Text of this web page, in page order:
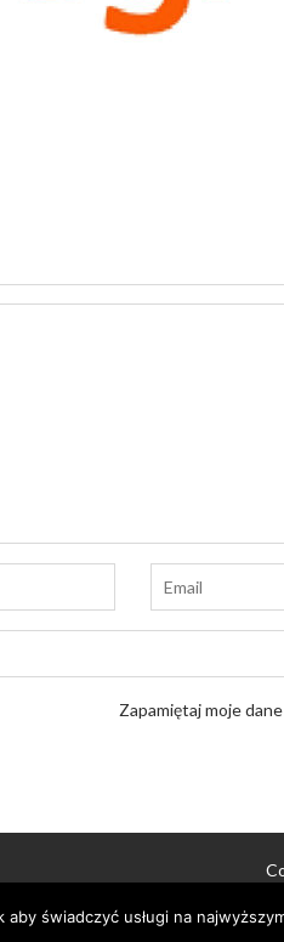
Zapamiętaj moje
Proudly
świadczyć usługi na